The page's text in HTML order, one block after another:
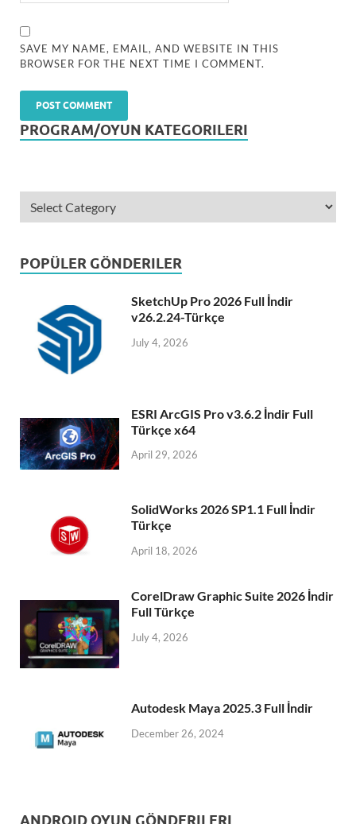
SAVE MY NAME, EMAIL, AND WEBSITE IN THIS
BROWSER FOR THE NEXT TIME I COMMENT.
PROGRAM/OYUN KATEGORILERI
POPÜLER GÖNDERILER
SketchUp Pro 2026 Full İndir
v26.2.24-Türkçe
July 4, 2026
ESRI ArcGIS Pro v3.6.2 İndir Full
Türkçe x64
April 29, 2026
SolidWorks 2026 SP1.1 Full İndir
Türkçe
April 18, 2026
CorelDraw Graphic Suite 2026 İndir
Full Türkçe
July 4, 2026
Autodesk Maya 2025.3 Full İndir
December 26, 2024
ANDROID OYUN GÖNDERILERI